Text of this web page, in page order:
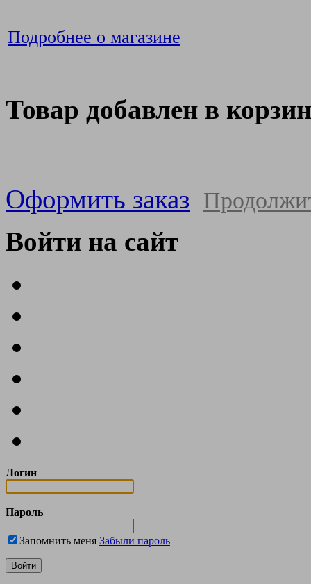
Подробнее о магазине
Товар добавлен в
Оформить заказ
Войти на сайт
Логин
Пароль
Запомнить меня Забыли пароль